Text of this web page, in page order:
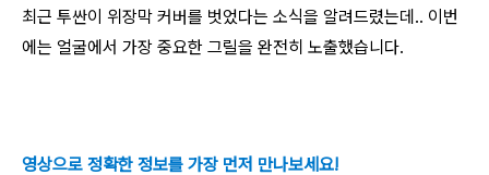
최근 투싼이 위장막 커버를 벗었다는 소식을 알려드렸는데.. 이번
에는 얼굴에서 가장 중요한 그릴을 완전히 노출했습니다.
영상으로 정확한 정보를 가장 먼저 만나보세요!